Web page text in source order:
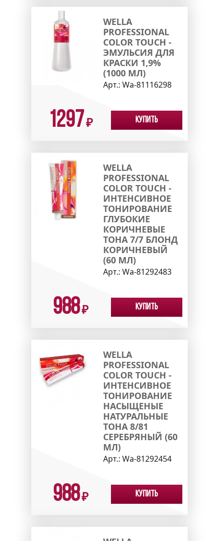
WELLA
PROFESSIONAL
COLOR TOUCH -
ЭМУЛЬСИЯ ДЛЯ
КРАСКИ 1,9%
(1000 МЛ)
Арт.: Wa-81116298
1297₽ Купить
WELLA
PROFESSIONAL
COLOR TOUCH -
ИНТЕНСИВНОЕ
ТОНИРОВАНИЕ
ГЛУБОКИЕ
КОРИЧНЕВЫЕ
ТОНА 7/7 БЛОНД
КОРИЧНЕВЫЙ
(60 МЛ)
Арт.: Wa-81292483
988₽ Купить
WELLA
PROFESSIONAL
COLOR TOUCH -
ИНТЕНСИВНОЕ
ТОНИРОВАНИЕ
НАСЫЩЕНЫЕ
НАТУРАЛЬНЫЕ
ТОНА 8/81
СЕРЕБРЯНЫЙ (60
МЛ)
Арт.: Wa-81292454
988₽ Купить